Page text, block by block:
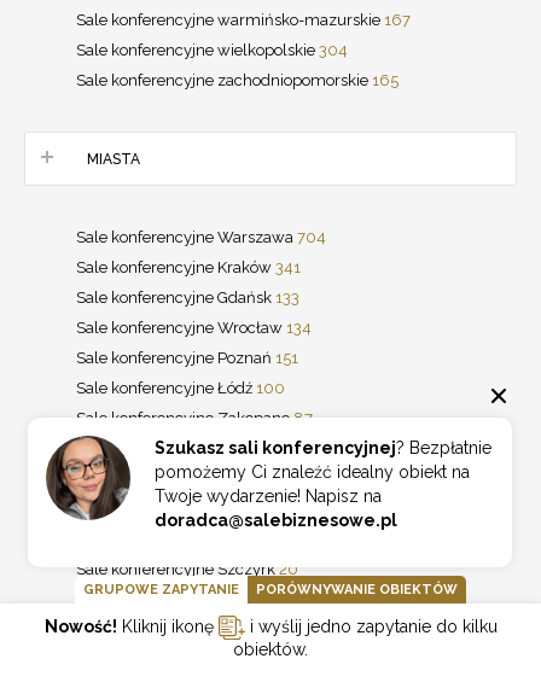
Sale konferencyjne warmińsko-mazurskie 167
Sale konferencyjne wielkopolskie 304
Sale konferencyjne zachodniopomorskie 165
MIASTA
Sale konferencyjne Warszawa 704
Sale konferencyjne Kraków 341
Sale konferencyjne Gdańsk 133
Sale konferencyjne Wrocław 134
Sale konferencyjne Poznań 151
Sale konferencyjne Łódź 100
Sale konferencyjne Zakopane 87
Sale konferencyjne Katowice64
Sale konferencyjne Lublin 46 Sale konferencyjne Kielce
Sale konferencyjne Karpacz 32
Sale konferencyjne Szczyrk 20
Sale konferencyjne Bydgoszcz44
Sale konferencyjne Wisła22 Sale konferencyjne Gdynia20
Sale konferencyjne Kołobrzeg 19
Szukasz sali konferencyjnej? Bezpłatnie
pomożemy Ci znaleźć idealny obiekt na
Twoje wydarzenie! Napisz na
doradca@salebiznesowe.pl
GRUPOWE ZAPYTANIE PORÓWNYWANIE OBIEKTÓW
Nowość! Kliknij ikonę
i wyślij jedno zapytanie do kilku
obiektów.